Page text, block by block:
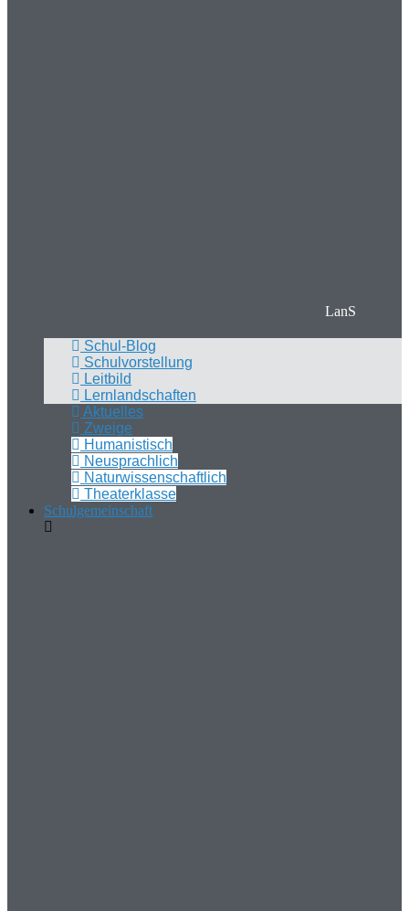
LanS
Schul-Blog
Schulvorstellung
Leitbild
Lernlandschaften
Aktuelles
Zweige
Humanistisch
Neusprachlich
Naturwissenschaftlich
Theaterklasse
Schulgemeinschaft